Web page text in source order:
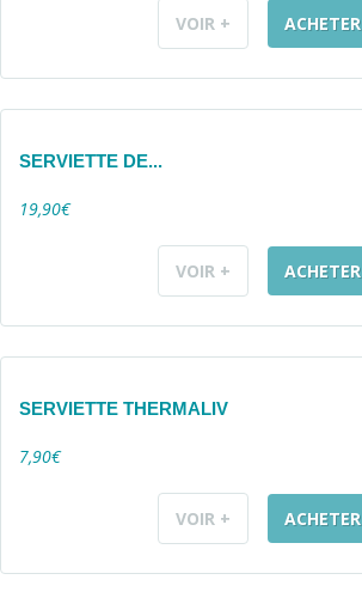
VOIR + ACHETER
SERVIETTE DE...
19,90€
VOIR + ACHETER
SERVIETTE THERMALIV
7,90€
VOIR + ACHETER